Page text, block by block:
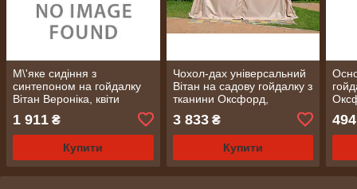
М\'яке сидіння з
синтепоном на гойдалку
Вітан Вероніка, квіти
1 911 ₴
Купити
Чохол-дах універсальний
Вітан на садову гойдалку з
тканини Оксфорд,
бежевий, з регулюванням
3 833₴
Купити
494